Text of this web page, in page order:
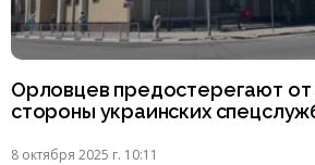
Орловцев предостерегают от
стороны украинских
8 октября 2025 г. 10:11